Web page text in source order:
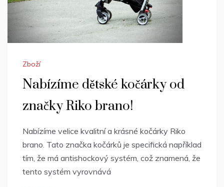
Zboží
Nabízíme dětské kočárky od
značky Riko brano!
Nabízíme velice kvalitní a krásné kočárky Riko
brano. Tato značka kočárků je specifická například
tím, že má antishockový systém, což znamená, že
tento systém vyrovnává